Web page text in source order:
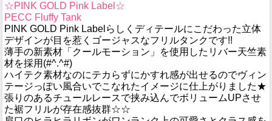
☆PINK GOLD Pink Label☆
PECC Fluffy Tank
PINK GOLD Pink Labelらしくディテールにこだわった立体
デザインが目を惹くゴージャスなフリルタンクです!!
薄手の新素材「クールモーション」を使用したリバー天竺素
材を採用(#^.^#)
ハイテク素材なのにテカらずにかすれ感が出せるのでヴィン
テージっぽい風合いでこなれたイメージに仕上がりました★
張りのあるチュールレースで挟み込んでボリュームUPさせ
た裾フリルが存在感抜群☆☆